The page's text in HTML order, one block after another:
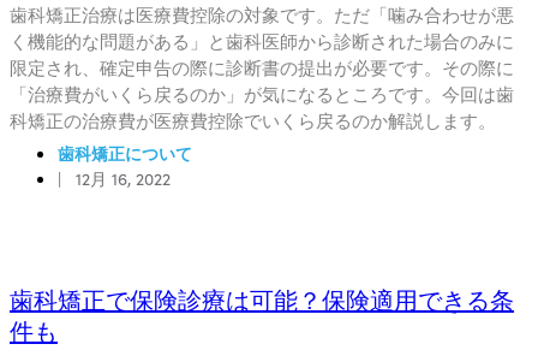
歯科矯正治療は医療費控除の対象です。ただ「噛み合わせが悪
く機能的な問題がある」と歯科医師から診断された場合のみに
限定され、確定申告の際に診断書の提出が必要です。その際に
「治療費がいくら戻るのか」が気になるところです。今回は歯
科矯正の治療費が医療費控除でいくら戻るのか解説します。
歯科矯正について
|
12月 16, 2022
歯科矯正で保険診療は可能？保険適用できる条
件も